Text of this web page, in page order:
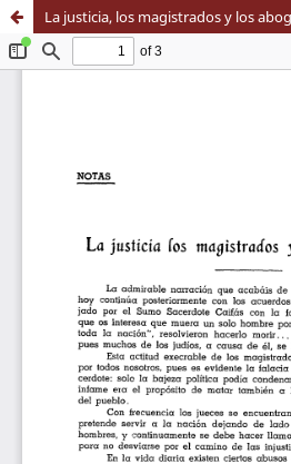
La justicia, los magistrados y los